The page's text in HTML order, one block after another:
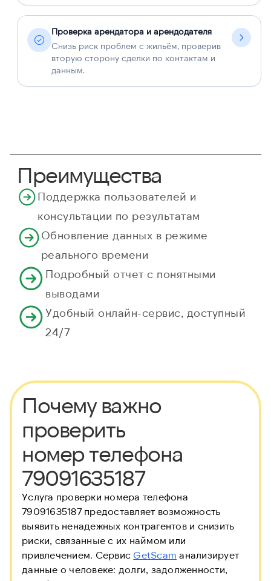
Проверка арендатора и арендодателя
Снизь риск проблем с жильём, проверив
вторую сторону сделки по контактам и
данным.
Преимущества
Поддержка пользователей и
консультации по результатам
Обновление данных в режиме
реального времени
Подробный отчет с понятными
выводами
Удобный онлайн-сервис, доступный
24/7
Почему важно
проверить
номер телефона
79091635187
Услуга проверки номера телефона
79091635187 предоставляет возможность
выявить ненадежных контрагентов и снизить
риски, связанные с их наймом или
привлечением. Сервис GetScam анализирует
данные о человеке: долги, задолженности,